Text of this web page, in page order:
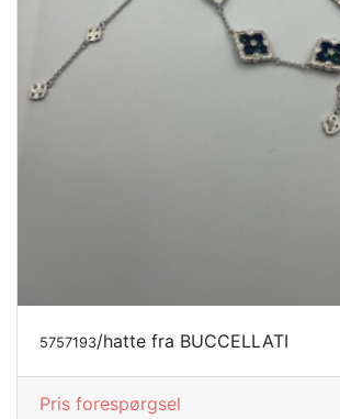
5757193/hatte fra BUCCELLATI
Pris forespørgsel